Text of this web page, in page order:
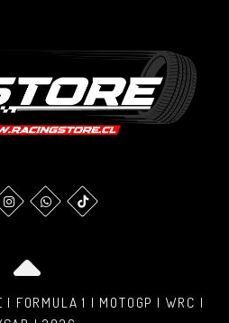
FORMULA 1 | MOTOGP | WRC |